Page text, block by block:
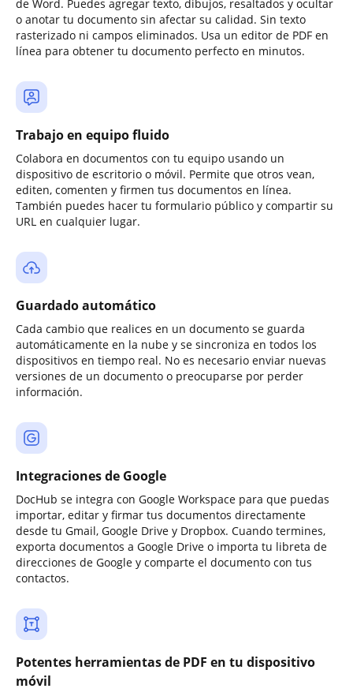
de Word. Puedes agregar texto, dibujos, resaltados y ocultar
o anotar tu documento sin afectar su calidad. Sin texto
rasterizado ni campos eliminados. Usa un editor de PDF en
línea para obtener tu documento perfecto en minutos.
Trabajo en equipo fluido
Colabora en documentos con tu equipo usando un
dispositivo de escritorio o móvil. Permite que otros vean,
editen, comenten y firmen tus documentos en línea.
También puedes hacer tu formulario público y compartir su
URL en cualquier lugar.
Guardado automático
Cada cambio que realices en un documento se guarda
automáticamente en la nube y se sincroniza en todos los
dispositivos en tiempo real. No es necesario enviar nuevas
versiones de un documento o preocuparse por perder
información.
Integraciones de Google
DocHub se integra con Google Workspace para que puedas
importar, editar y firmar tus documentos directamente
desde tu Gmail, Google Drive y Dropbox. Cuando termines,
exporta documentos a Google Drive o importa tu libreta de
direcciones de Google y comparte el documento con tus
contactos.
Potentes herramientas de PDF en tu dispositivo
móvil